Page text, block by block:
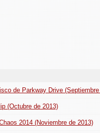
de Parkway Drive
(Octubre de 2013)
2014 (Noviembre de 2013)